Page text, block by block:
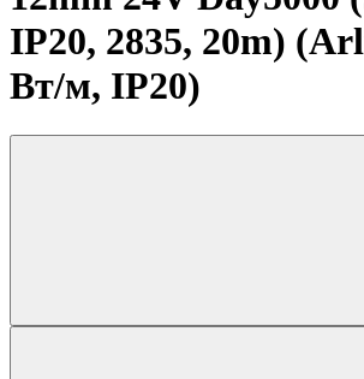
IP20, 2835, 20m)
Вт/м, IP20)